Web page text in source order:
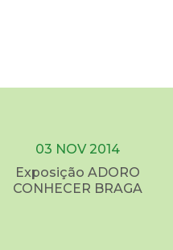
03 NOV 2014
Exposição ADORO
CONHECER BRAGA